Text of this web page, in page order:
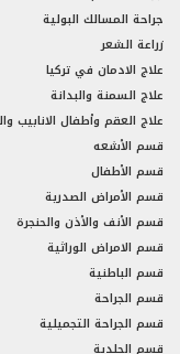
جراحة المسالك البولية
زراعة الشعر
علاج الادمان في تركيا
علاج السمنة والبدانة
علاج العقم وأطفال الانابيب
قسم الأشعه
قسم الأطفال
قسم الأمراض الصدرية
قسم الأنف والأذن والحنجرة
قسم الامراض الوراثية
قسم الباطنية
قسم الجراحة
قسم الجراحة التجميلية
قسم الجلدية